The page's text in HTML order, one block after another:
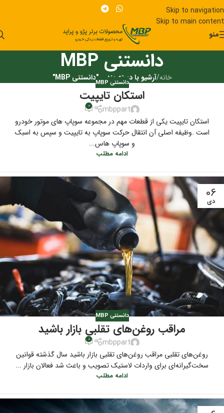
Skip to navigation
Skip to main content
منو
دانستنی MBP
خانه/آرشیو با دسته بندی "دانستنی MBP"
دانستنی MBP
استکان تایپیت
mbppart
0
استکان تایپیت یکی از قطعات مهم در مجموعه سوپاپ های موتور خودرو
است .وظیفه اصلی آن انتقال حرکت سوپاپ به تایپیت و سپس به اسبک
و سوپاپ هاس...
ادامه مطلب
06
دی
دانستنی MBP
مراقب روغن‌های تقلبی بازار باشید
mbppart
0
روغن‌های تقلبی مراقب روغن‌های تقلبی بازار باشید سال گذشته قوانین
سخت‌گیرانه‌ای برای واردات لاستیک تصویب و باعث شد فعالان بازار ...
ادامه مطلب